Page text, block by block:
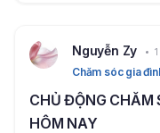
Nguyễn Zy
Chăm sóc gia
CHỦ ĐỘNG CHĂM
HÔM NAY